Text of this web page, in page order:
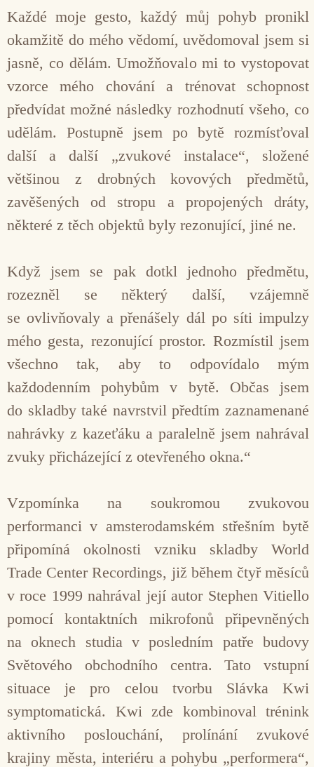
Každé moje gesto, každý můj pohyb pronikl
okamžitě do mého vědomí, uvědomoval jsem si
jasně, co dělám. Umož­ňovalo mi to vystopovat
vzorce mého chování a trénovat schopnost
předvídat možné následky rozhodnutí všeho, co
udělám. Postupně jsem po bytě rozmísťoval
další a další „zvukové instalace“, složené
většinou z drobných kovo­vých předmětů,
zavěšených od stropu a propojených dráty,
některé z těch objektů byly rezonující, jiné ne.
Když jsem se pak dotkl jednoho předmětu,
rozezněl se některý další, vzájemně
se ovlivňovaly a přenášely dál po síti impulzy
mého gesta, rezonující prostor. Rozmístil jsem
všechno tak, aby to odpovídalo mým
každodenním pohybům v bytě. Občas jsem
do skladby také navrstvil předtím zaznamenané
nahrávky z kazeťáku a paralelně jsem nahrával
zvuky přicházející z ote­vřeného okna.“
Vzpomínka na soukromou zvukovou
performanci v amsterodamském střešním bytě
připomíná okolnosti vzniku skladby World
Trade Center Re­cordings, již během čtyř měsíců
v roce 1999 nahrával její autor Stephen Vitiello
pomocí kontaktních mikro­fonů připevněných
na oknech studia v posledním patře budovy
Světové­ho obchodního centra. Tato vstupní
situace je pro celou tvorbu Slávka Kwi
symptomatická. Kwi zde kombi­noval trénink
aktivního poslouchání, prolínání zvukové
krajiny města, inte­riéru a pohybu „performera“,